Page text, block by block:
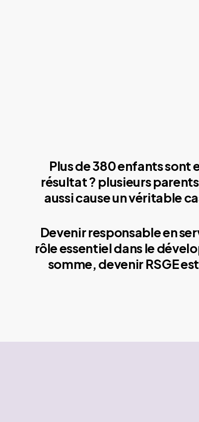
Plus de 380 enfants sont
résultat ? plusieurs
aussi cause un véritable
Devenir responsable en
rôle essentiel dans le
somme, devenir RSGE